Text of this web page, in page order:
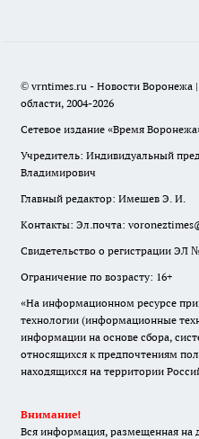
© vrntimes.ru - Новости Воронежа
области, 2004-2026
Сетевое издание «Время
Учредитель: Индивидуальный
Владимирович
Главный редактор: Имешев Э. И.
Контакты: Эл.почта:
Свидетельство о регистрации ЭЛ
Ограничение по возрасту: 16+
«На информационном ресурсе
технологии (информационные
информации на основе сбора,
относящихся к предпочтениям
находящихся на территории
Внимание!
Вся информация, размещенная на